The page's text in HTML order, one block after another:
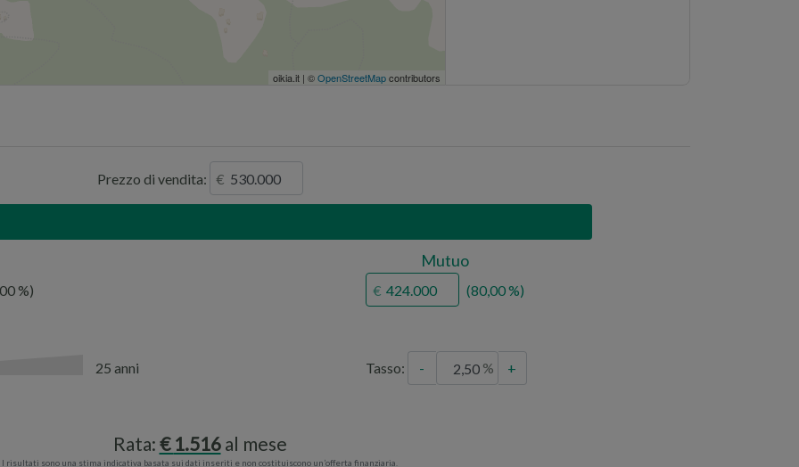
oikia.it | ©OpenStreetMapcontributors
Prezzo di vendita:
Mutuo
80,00
25 anni Tasso: - +
Rata: 1.516al mese
I risultati sono una stima indicativa basata sui dati inseriti e non costituiscono un’offerta finanziaria.